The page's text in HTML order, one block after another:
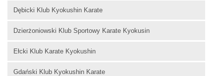
Dębicki Klub Kyokushin Karate
Dzierżoniowski Klub Sportowy Karate Kyokusin
Ełcki Klub Karate Kyokushin
Gdański Klub Kyokushin Karate